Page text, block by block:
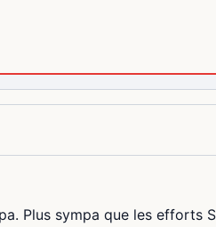
Plus sympa que les efforts